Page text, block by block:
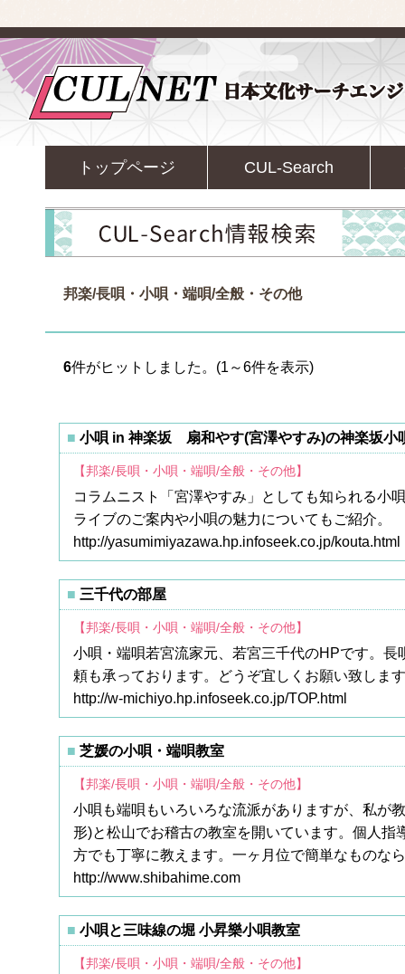
トップページ CUL-Search
邦楽/長唄・小唄・端唄/全般・その他
6件がヒットしました。(1～6件を表示)
小唄 in 神楽坂 扇和やす(宮澤やすみ)の神楽坂小
【邦楽/長唄・小唄・端唄/全般・その他】
コラムニスト「宮澤やすみ」としても知られる小
ライブのご案内や小唄の魅力についてもご紹介。
http://yasumimiyazawa.hp.infoseek.co.jp/kouta.html
三千代の部屋
【邦楽/長唄・小唄・端唄/全般・その他】
小唄・端唄若宮流家元、若宮三千代のHPです。
頼も承っております。どうぞ宜しくお願い致しま
http://w-michiyo.hp.infoseek.co.jp/TOP.html
芝媛の小唄・端唄教室
【邦楽/長唄・小唄・端唄/全般・その他】
小唄も端唄もいろいろな流派がありますが、私が
形)と松山でお稽古の教室を開いています。個人
方でも丁寧に教えます。一ヶ月位で簡単なものな
http://www.shibahime.com
小唄と三味線の堀 小昇樂小唄教室
【邦楽/長唄・小唄・端唄/全般・その他】